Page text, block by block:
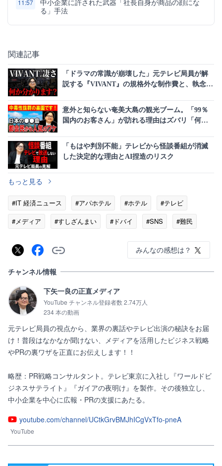
11:57
中小企業に許された武器「社長自身が商品の顔にな
る」手法
関連記事
「ドラマの常識が崩壊した」元テレビ局員が解
説する『VIVANT』の規格外な制作費と、執念と
意外と知らない奄美大島の観光ブーム。「99％
国内のお客さん」が訪れる理由はズバリ「何も
「もはや判別不能」テレビから怪談番組が消滅
した決定的な理由とAI捏造のリスク
もっと見る
#IT 経済ニュース #アパホテル #ホテル
#テレビ
#メディア
#すしざんまい #ドバイ #SNS #難民
みんなの感想は？
チャンネル情報
下矢一良の正直メディア
YouTube チャンネル登録者数 2.74万人
234 本の動画
元テレビ局員の視点から、業界の裏話やテレビ出演の秘訣をお届
け！普段はなかなか聞けない、メディアを活用したビジネス戦略
やPRの裏ワザを正直にお伝えします！！
略歴：PR戦略コンサルタント。テレビ東京に入社し『ワールドビ
ジネスサテライト』『ガイアの夜明け』を製作。その後独立し、
中小企業を中心に広報・PRの支援にあたる。
youtube.com/channel/UCtkGrvBMJhICgVxTfo-pneA
YouTube